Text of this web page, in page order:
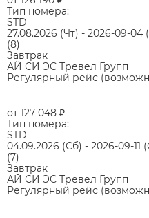
Тип номера:
STD
27.08.2026 (Чт) - 2026-09-04
(8)
Завтрак
АЙ СИ ЭС Тревел Групп
Регулярный рейс
от 127 048 ₽
Тип номера:
STD
04.09.2026 (Сб) - 2026-09-11
(7)
Завтрак
АЙ СИ ЭС Тревел Групп
Регулярный рейс